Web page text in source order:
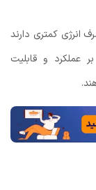
کمتری دارند
عملکرد و قابلیت